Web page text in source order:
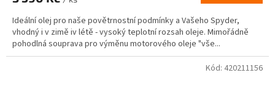
Ideální olej pro naše povětrnostní podmínky a Vašeho Spyder,
vhodný i v zimě iv létě - vysoký teplotní rozsah oleje. Mimořádně
pohodlná souprava pro výměnu motorového oleje "vše...
Kód: 420211156